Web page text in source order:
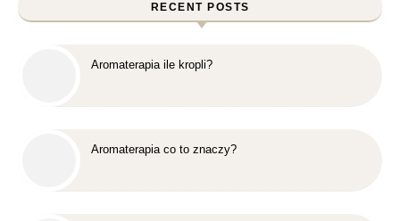
RECENT POSTS
Aromaterapia ile kropli?
Aromaterapia co to znaczy?